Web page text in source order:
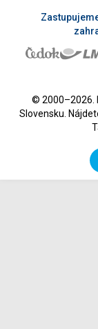
© 2000–2026.
Slovensku.